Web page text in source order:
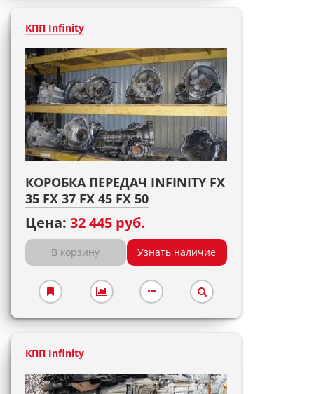
КПП Infinity
КОРОБКА ПЕРЕДАЧ INFINITY FX
35 FX 37 FX 45 FX 50
Цена: 32 445 руб.
В корзину Узнать наличие
КПП Infinity